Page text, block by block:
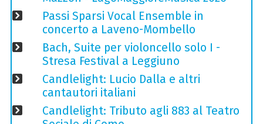
Passi Sparsi Vocal Ensemble in
concerto a Laveno-Mombello
Bach, Suite per violoncello solo I -
Stresa Festival a Leggiuno
Candlelight: Lucio Dalla e altri
cantautori italiani
Candlelight: Tributo agli 883 al Teatro